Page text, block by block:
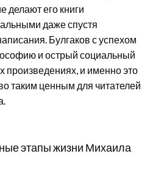
делают его книги
даже спустя
Булгаков с успехом
и острый социальный
произведениях, и именно это
таким ценным для читателей
этапы жизни Михаила